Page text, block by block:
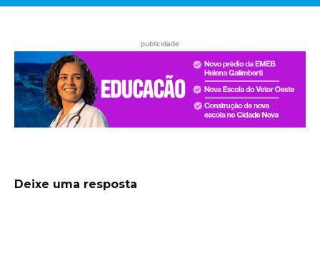
publicidade
Deixe uma resposta